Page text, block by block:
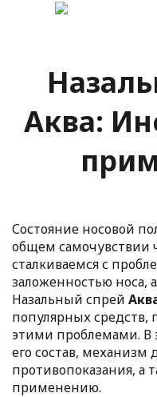
Аква:
Состояние носовой
общем самочувствии
сталкиваемся с
заложенностью носа,
Назальный спрей
популярных средств,
этими проблемами. В
его состав, механизм
противопоказания, а
применению.